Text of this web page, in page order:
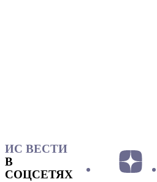
ИС ВЕСТИ
В
СОЦСЕТЯХ